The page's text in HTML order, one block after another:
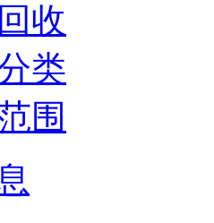
收
类
围